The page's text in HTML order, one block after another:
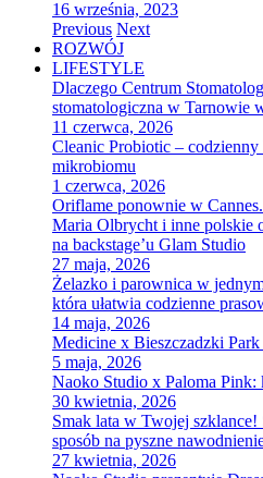
16 września, 2023
Previous Next
ROZWÓJ
LIFESTYLE
Dlaczego Centrum
stomatologiczna w Tarnowie
11 czerwca, 2026
Cleanic Probiotic –
mikrobiomu
1 czerwca, 2026
Oriflame ponownie w
Maria Olbrycht i inne polskie
na backstage’u Glam Studio
27 maja, 2026
Żelazko i parownica w
która ułatwia codzienne
14 maja, 2026
Medicine x Bieszczadzki
5 maja, 2026
Naoko Studio x Paloma Pink:
30 kwietnia, 2026
Smak lata w Twojej
sposób na pyszne
27 kwietnia, 2026